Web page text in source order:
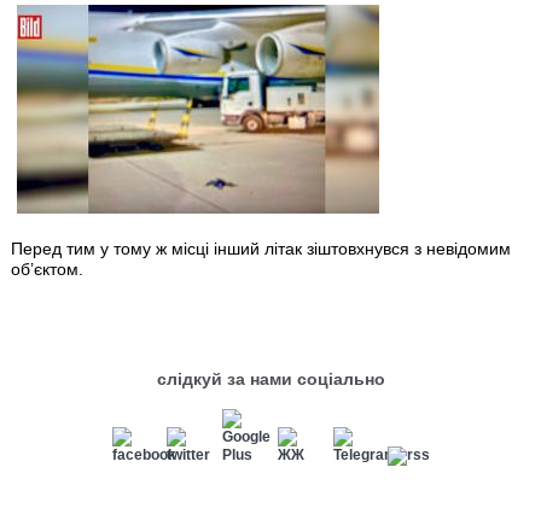
Перед тим у тому ж місці інший літак зіштовхнувся з невідомим
об’єктом.
слідкуй за нами соціально